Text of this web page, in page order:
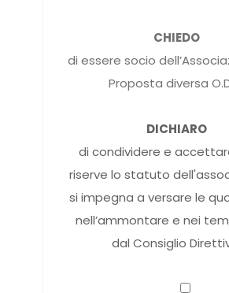
CHIEDO
di essere socio
Proposta diversa
DICHIARO
di condividere e
riserve lo statuto
si impegna a versare le
nell’ammontare e nei
dal Consiglio